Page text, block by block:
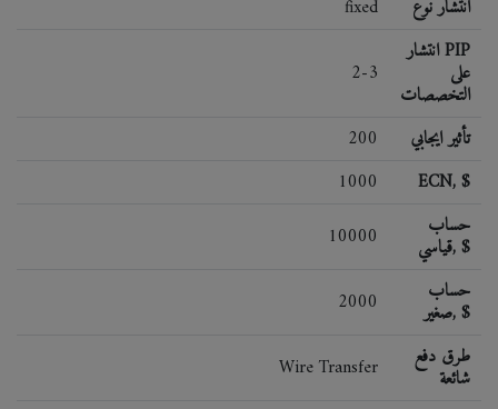
fixed
انتشار نوع
2-3
انتشار PIP
على
التخصصات
200
تأثير ايجابي
1000
ECN, $
10000
حساب
قياسي, $
2000
حساب
صغير, $
Wire Transfer
طرق دفع
شائعة